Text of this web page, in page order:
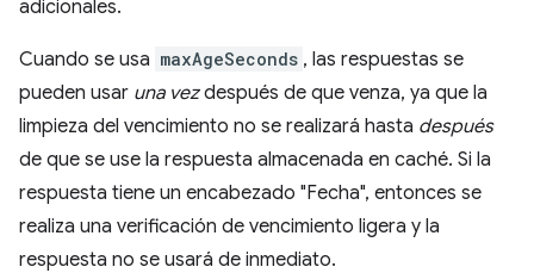
adicionales.
Cuando se usa maxAgeSeconds , las respuestas se
pueden usar una vezdespués de que venza, ya que la
limpieza del vencimiento no se realizará hasta después
de que se use la respuesta almacenada en caché. Si la
respuesta tiene un encabezado "Fecha", entonces se
realiza una verificación de vencimiento ligera y la
respuesta no se usará de inmediato.